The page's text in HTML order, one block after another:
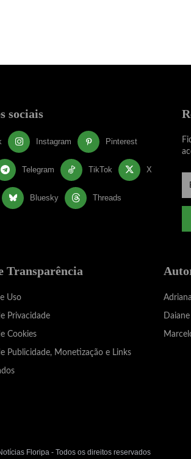
sociais
Instagram Pinterest
Telegram TikTok X
Bluesky Threads
Transparência
Uso
Privacidade
Cookies
Publicidade, Monetização e Links
Floripa - Todos os direitos reservados